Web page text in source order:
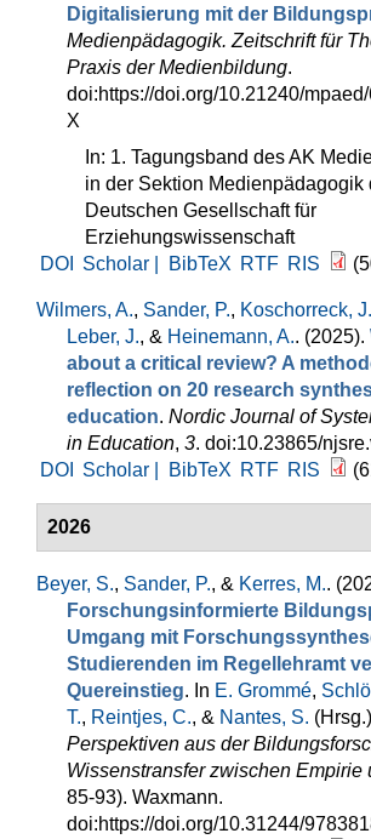
Digitalisierung mit der
Medienpädagogik. Zeitschrift für
Praxis der Medienbildung.
doi:https://doi.org/10.21240/
X
In: 1. Tagungsband des AK
in der Sektion Medienpädagogik
Deutschen Gesellschaft für
Erziehungswissenschaft
DOI
Scholar | BibTeX RTF RIS
Wilmers, A., Sander, P., Koschorreck, J.
Leber, J., & Heinemann, A.. (2025).
about a critical review? A
reflection on 20 research
education. Nordic Journal of
in Education, 3. doi:10.23865/
DOI
Scholar | BibTeX RTF RIS
2026
Beyer, S., Sander, P., & Kerres, M..
Forschungsinformierte
Umgang mit
Studierenden im Regellehramt
Quereinstieg. In E. Grommé,
T., Reintjes, C., & Nantes, S. (Hrsg.)
Perspektiven aus der
Wissenstransfer zwischen Empirie
85-93). Waxmann.
doi:https://doi.org/10.31244/